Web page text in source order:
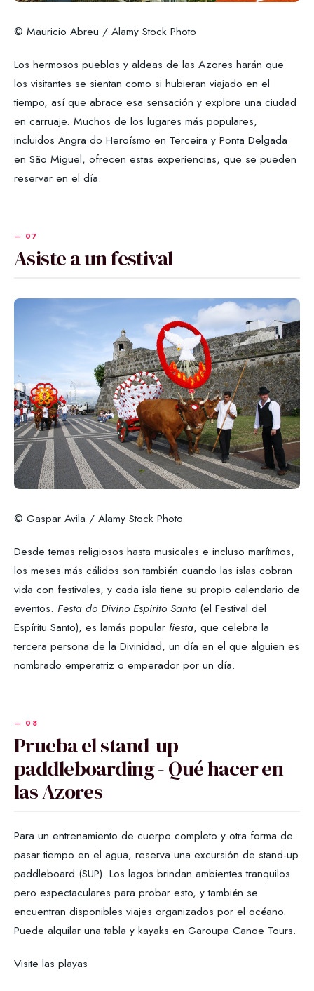
© Mauricio Abreu / Alamy Stock Photo
Los hermosos pueblos y aldeas de las Azores harán que
los visitantes se sientan como si hubieran viajado en el
tiempo, así que abrace esa sensación y explore una ciudad
en carruaje. Muchos de los lugares más populares,
incluidos Angra do Heroísmo en Terceira y Ponta Delgada
en São Miguel, ofrecen estas experiencias, que se pueden
reservar en el día.
Asiste a un festival
© Gaspar Avila / Alamy Stock Photo
Desde temas religiosos hasta musicales e incluso marítimos,
los meses más cálidos son también cuando las islas cobran
vida con festivales, y cada isla tiene su propio calendario de
eventos. Festa do Divino Espirito Santo (el Festival del
Espíritu Santo), es lamás popular fiesta, que celebra la
tercera persona de la Divinidad, un día en el que alguien es
nombrado emperatriz o emperador por un día.
Prueba el stand-up
paddleboarding - Qué hacer en
las Azores
Para un entrenamiento de cuerpo completo y otra forma de
pasar tiempo en el agua, reserva una excursión de stand-up
paddleboard (SUP). Los lagos brindan ambientes tranquilos
pero espectaculares para probar esto, y también se
encuentran disponibles viajes organizados por el océano.
Puede alquilar una tabla y kayaks en Garoupa Canoe Tours.
Visite las playas